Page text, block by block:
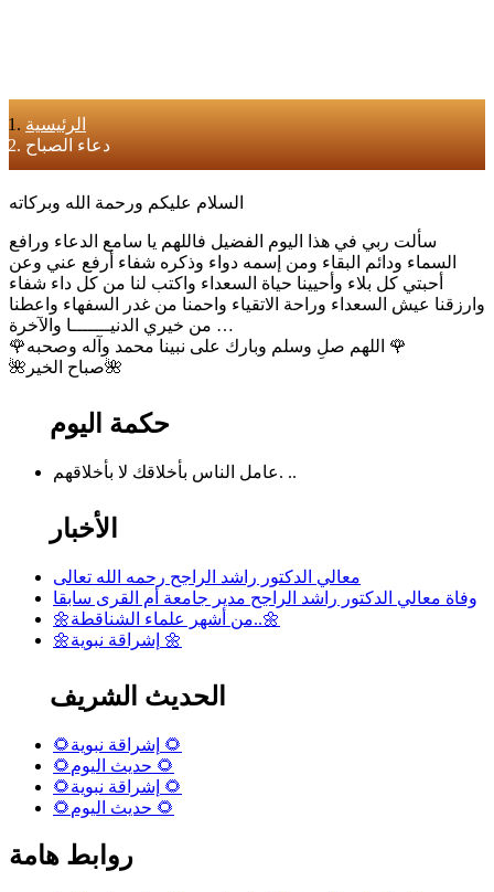
الرئيسية
دعاء الصباح
السلام عليكم ورحمة الله وبركاته
سألت ربي في هذا اليوم الفضيل فاللهم يا سامع الدعاء ورافع
السماء ودائم البقاء ومن إسمه دواء وذكره شفاء أرفع عني وعن
أحبتي كل بلاء وأحيينا حياة السعداء واكتب لنا من كل داء شفاء
وارزقنا عيش السعداء وراحة الاتقياء واحمنا من غدر السفهاء واعطنا
من خيري الدنيـــــــا والآخرة …
🌹اللهم صلِ وسلم وبارك على نبينا محمد وآله وصحبه 🌹
🌺صباح الخير🌺
حكمة اليوم
عامل الناس بأخلاقك لا بأخلاقهم. ..
الأخبار
معالي الدكتور راشد الراجح رحمه الله تعالى
وفاة معالي الدكتور راشد الراجح مدير جامعة أم القرى سابقا
🌼من أشهر علماء الشناقطة..🌼
🌼إشراقة نبوية 🌼
الحديث الشريف
🌻إشراقة نبوية 🌻
🌻حديث اليوم 🌻
🌻إشراقة نبوية 🌻
🌻حديث اليوم 🌻
روابط هامة